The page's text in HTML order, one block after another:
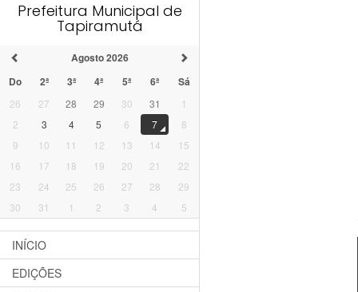
Prefeitura Municipal de
Tapiramutá
Agosto 2026
Do
2ª 3ª 4ª 5ª 6ª Sá
26 27 28 29 30 31
1
2
3 4 5 6 7
8
9
10 11 12 13 14
15
16
17 18 19 20 21
22
23
24 25 26 27 28
29
30
31 1 2 3 4 5
INÍCIO
EDIÇÕES